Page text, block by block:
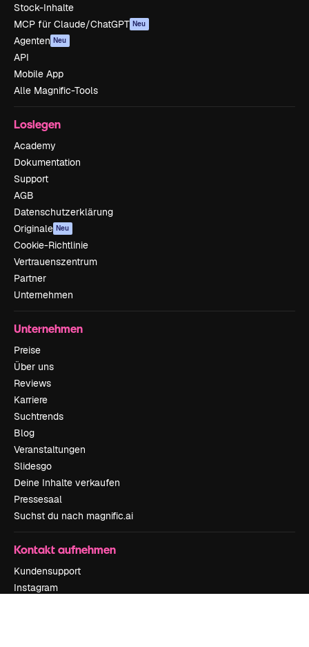
Stock-Inhalte
MCP für Claude/ChatGPT Neu
Agenten Neu
API
Mobile App
Alle Magnific-Tools
Loslegen
Academy
Dokumentation
Support
AGB
Datenschutzerklärung
Originale Neu
Cookie-Richtlinie
Vertrauenszentrum
Partner
Unternehmen
Unternehmen
Preise
Über uns
Reviews
Karriere
Suchtrends
Blog
Veranstaltungen
Slidesgo
Deine Inhalte verkaufen
Pressesaal
Suchst du nach magnific.ai
Kontakt aufnehmen
Kundensupport
Instagram